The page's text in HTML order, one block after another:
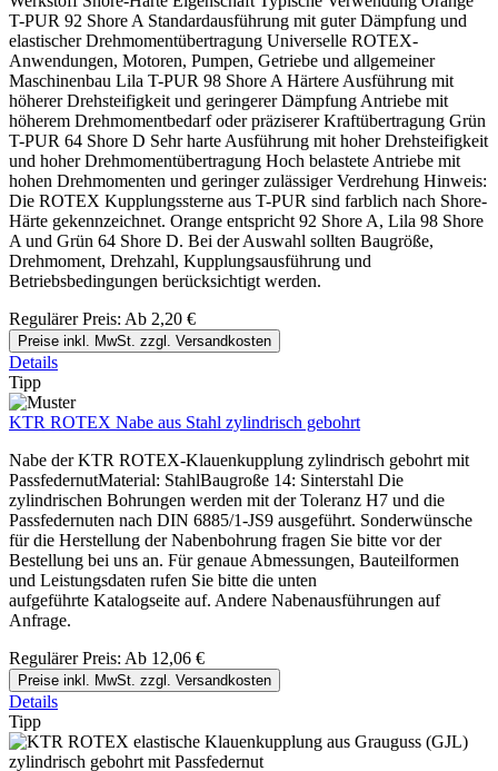
T-PUR 92 Shore A Standardausführung mit guter Dämpfung und
elastischer Drehmomentübertragung Universelle ROTEX-
Anwendungen, Motoren, Pumpen, Getriebe und allgemeiner
Maschinenbau Lila T-PUR 98 Shore A Härtere Ausführung mit
höherer Drehsteifigkeit und geringerer Dämpfung Antriebe mit
höherem Drehmomentbedarf oder präziserer Kraftübertragung Grün
T-PUR 64 Shore D Sehr harte Ausführung mit hoher Drehsteifigkeit
und hoher Drehmomentübertragung Hoch belastete Antriebe mit
hohen Drehmomenten und geringer zulässiger Verdrehung Hinweis:
Die ROTEX Kupplungssterne aus T-PUR sind farblich nach Shore-
Härte gekennzeichnet. Orange entspricht 92 Shore A, Lila 98 Shore
A und Grün 64 Shore D. Bei der Auswahl sollten Baugröße,
Drehmoment, Drehzahl, Kupplungsausführung und
Betriebsbedingungen berücksichtigt werden.
Regulärer Preis: Ab 2,20 €
Preise inkl. MwSt. zzgl. Versandkosten
Details
Tipp
KTR ROTEX Nabe aus Stahl zylindrisch gebohrt
Nabe der KTR ROTEX-Klauenkupplung zylindrisch gebohrt mit
PassfedernutMaterial: StahlBaugroße 14: Sinterstahl Die
zylindrischen Bohrungen werden mit der Toleranz H7 und die
Passfedernuten nach DIN 6885/1-JS9 ausgeführt. Sonderwünsche
für die Herstellung der Nabenbohrung fragen Sie bitte vor der
Bestellung bei uns an. Für genaue Abmessungen, Bauteilformen
und Leistungsdaten rufen Sie bitte die unten
aufgeführte Katalogseite auf. Andere Nabenausführungen auf
Anfrage.
Regulärer Preis: Ab 12,06 €
Preise inkl. MwSt. zzgl. Versandkosten
Details
Tipp